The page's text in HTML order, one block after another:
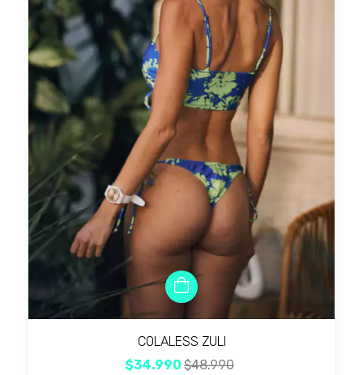
COLALESS ZULI
$34.990 $48.990